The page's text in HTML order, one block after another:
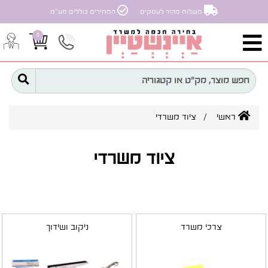
משלוח מהיר לעסקים המחירים כוללים מע״מ
0
ראשי / ציוד משרדי
ציוד משרדי
צרכי משרד ניקוב ושידוך